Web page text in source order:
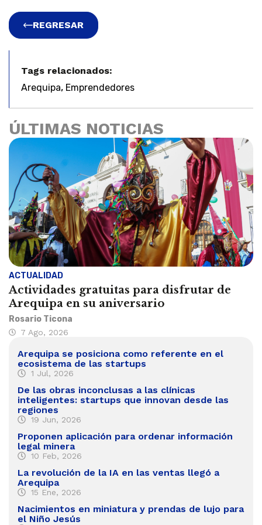
REGRESAR
Tags relacionados:
Arequipa, Emprendedores
ÚLTIMAS NOTICIAS
ACTUALIDAD
Actividades gratuitas para disfrutar de
Arequipa en su aniversario
Rosario Ticona
7 Ago, 2026
Arequipa se posiciona como referente en el
ecosistema de las startups
1 Jul, 2026
De las obras inconclusas a las clínicas
inteligentes: startups que innovan desde las
regiones
19 Jun, 2026
Proponen aplicación para ordenar información
legal minera
10 Feb, 2026
La revolución de la IA en las ventas llegó a
Arequipa
15 Ene, 2026
Nacimientos en miniatura y prendas de lujo para
el Niño Jesús